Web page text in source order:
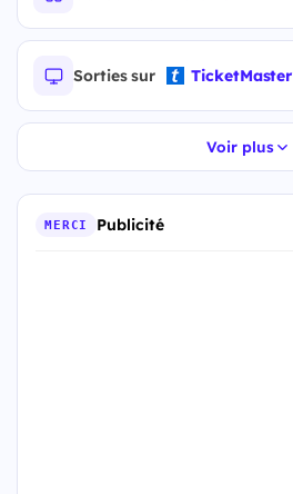
Sorties sur TicketMaster
Voir plus
MERCI Publicité